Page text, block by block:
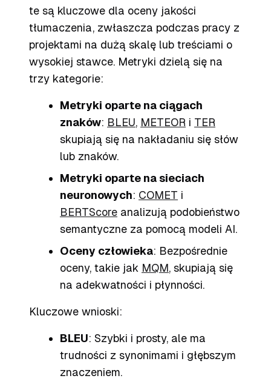
te są kluczowe dla oceny jakości
tłumaczenia, zwłaszcza podczas pracy z
projektami na dużą skalę lub treściami o
wysokiej stawce. Metryki dzielą się na
trzy kategorie:
Metryki oparte na ciągach
znaków: BLEU, METEOR i TER
skupiają się na nakładaniu się słów
lub znaków.
Metryki oparte na sieciach
neuronowych: COMET i
BERTScore analizują podobieństwo
semantyczne za pomocą modeli AI.
Oceny człowieka: Bezpośrednie
oceny, takie jak MQM, skupiają się
na adekwatności i płynności.
Kluczowe wnioski:
BLEU: Szybki i prosty, ale ma
trudności z synonimami i głębszym
znaczeniem.